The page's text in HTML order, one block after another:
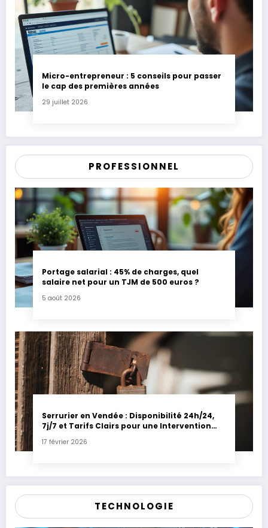
Micro-entrepreneur : 5 conseils pour passer
le cap des premières années
29 juillet 2026
PROFESSIONNEL
Portage salarial : 45% de charges, quel
salaire net pour un TJM de 500 euros ?
5 août 2026
Serrurier en Vendée : Disponibilité 24h/24,
7j/7 et Tarifs Clairs pour une Intervention
17 février 2026
TECHNOLOGIE